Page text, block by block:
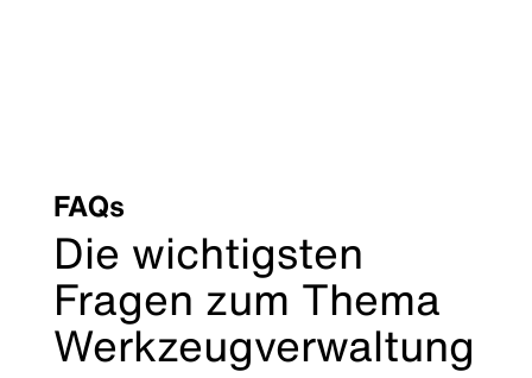
FAQs
Die wichtigsten
Fragen zum Thema
Werkzeugverwaltung